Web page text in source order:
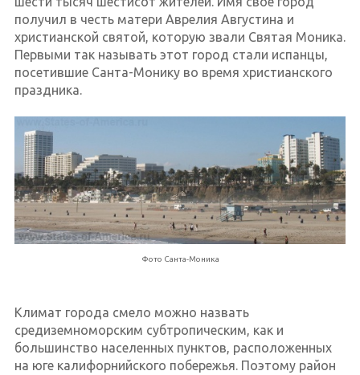
получил в честь матери Аврелия Августина и
христианской святой, которую звали Святая Моника.
Первыми так называть этот город стали испанцы,
посетившие Санта-Монику во время христианского
праздника.
Фото Санта-Моника
Климат города смело можно назвать
средиземноморским субтропическим, как и
большинство населенных пунктов, расположенных
на юге калифорнийского побережья. Поэтому район